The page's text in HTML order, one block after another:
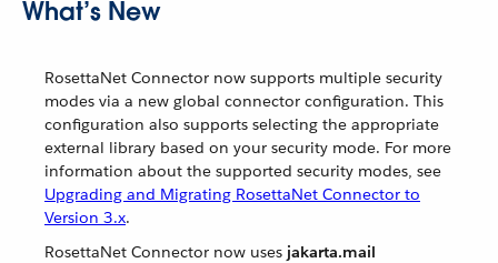
What’s New
RosettaNet Connector now supports multiple security
modes via a new global connector configuration. This
configuration also supports selecting the appropriate
external library based on your security mode. For more
information about the supported security modes, see
Upgrading and Migrating RosettaNet Connector to
Version 3.x.
RosettaNet Connector now uses jakarta.mail